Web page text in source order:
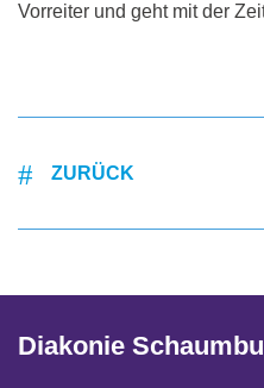
Vorreiter und geht mit der
ZURÜCK
Diakonie